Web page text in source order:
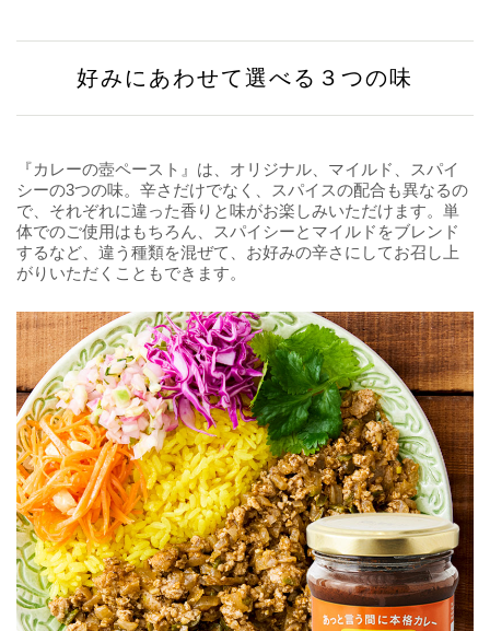
好みにあわせて選べる３つの味
『カレーの壺ペースト』は、オリジナル、マイルド、スパイ
シーの3つの味。辛さだけでなく、スパイスの配合も異なるの
で、それぞれに違った香りと味がお楽しみいただけます。単
体でのご使用はもちろん、スパイシーとマイルドをブレンド
するなど、違う種類を混ぜて、お好みの辛さにしてお召し上
がりいただくこともできます。